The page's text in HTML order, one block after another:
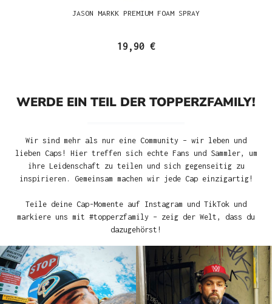
JASON MARKK PREMIUM FOAM SPRAY
19,90 €
WERDE EIN TEIL DER TOPPERZFAMILY!
Wir sind mehr als nur eine Community – wir leben und
lieben Caps! Hier treffen sich echte Fans und Sammler, um
ihre Leidenschaft zu teilen und sich gegenseitig zu
inspirieren. Gemeinsam machen wir jede Cap einzigartig!
Teile deine Cap-Momente auf Instagram und TikTok und
markiere uns mit #topperzfamily – zeig der Welt, dass du
dazugehörst!